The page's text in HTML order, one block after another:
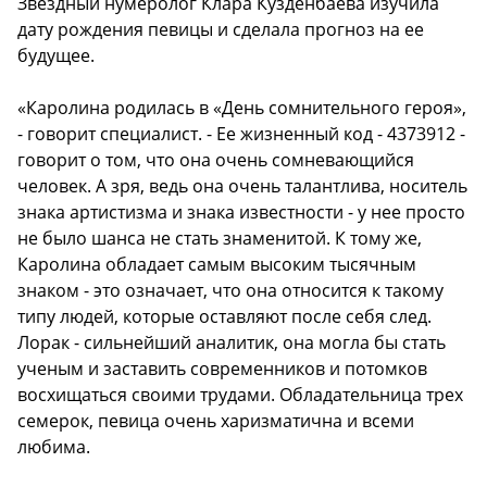
дату рождения певицы и сделала прогноз на ее
будущее.
«Каролина родилась в «День сомнительного героя»,
- говорит специалист. - Ее жизненный код - 4373912 -
говорит о том, что она очень сомневающийся
человек. А зря, ведь она очень талантлива, носитель
знака артистизма и знака известности - у нее просто
не было шанса не стать знаменитой. К тому же,
Каролина обладает самым высоким тысячным
знаком - это означает, что она относится к такому
типу людей, которые оставляют после себя след.
Лорак - сильнейший аналитик, она могла бы стать
ученым и заставить современников и потомков
восхищаться своими трудами. Обладательница трех
семерок, певица очень харизматична и всеми
любима.